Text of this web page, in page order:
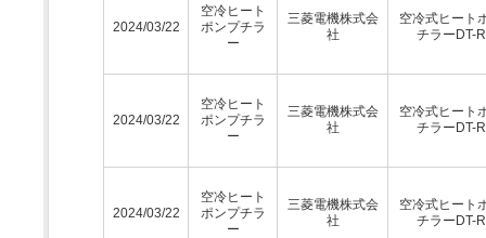
2024/03/22
空冷ヒート
ポンプチラ
ー
三菱電機株式会
社
空冷式ヒート
チラーDT-
2024/03/22
空冷ヒート
ポンプチラ
ー
三菱電機株式会
社
空冷式ヒート
チラーDT-
2024/03/22
空冷ヒート
ポンプチラ
ー
三菱電機株式会
社
空冷式ヒート
チラーDT-